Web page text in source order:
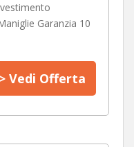
Garanzia 10
> Vedi Offerta